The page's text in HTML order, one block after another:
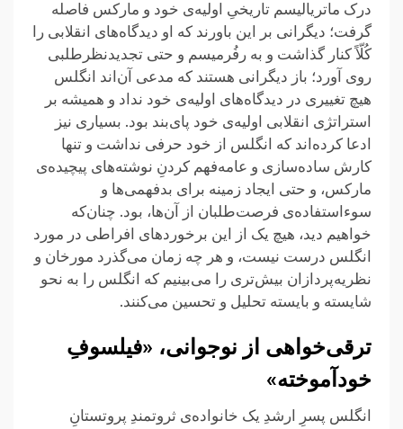
درک ماتریالیسم تاریخیِ اولیه‌ی خود و مارکس فاصله
گرفت؛ دیگرانی بر این باورند که او دیدگاه‌های انقلابی را
کُلّاً کنار گذاشت و به رفُرمیسم و حتی تجدیدنظرطلبی
روی آورد؛ باز دیگرانی هستند که مدعی آن‌اند انگلس
هیچ تغییری در دیدگاه‌های اولیه‌ی خود نداد و همیشه بر
استراتژی انقلابی اولیه‌ی خود پای‌بند بود. بسیاری نیز
ادعا کرده‌اند که انگلس از خود حرفی نداشت و تنها
کارش ساده‌سازی و عامه‌فهم کردنِ نوشته‌های پیچیده‌ی
مارکس، و حتی ایجاد زمینه برای بدفهمی‌ها و
سوءاستفاده‌ی فرصت‌طلبان از آن‌ها، بود. چنان‌که
خواهیم دید، هیچ یک از این برخوردهای افراطی در مورد
انگلس درست نیست، و هر چه زمان می‌گذرد مورخان و
نظریه‌پردازان بیش‌تری را می‌بینیم که انگلس را به نحو
شایسته و بایسته تحلیل و تحسین می‌کنند.
ترقی‌خواهی از نوجوانی، «فیلسوفِ
خودآموخته»
انگلس پسرِ ارشدِ یک خانواده‌ی ثروتمندِ پروتستانِ